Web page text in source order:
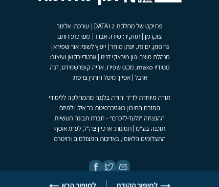
פרויקט של מחלקת DATA12 | עורכת: אלינור
צוקרמן | תחקיר: שירה אבדר | מערכת: רותם
גרוסמן, ים גת, יונתן סוחר | ייעוץ לשוני: אור שפירא |
מנהלת מוצר: גוון מירצקי דנינו | ארטדיירקשן ועיצוב:
סטודיו mako, מקס שפירו, אריה קופרשמידט, דנה
ארבל | אפיון: מיטל חורגין צרפתי
תודה מיוחדת לד"ר יהודה בלנגה מהמחלקה ללימודי
המזרח התיכון באוניברסיטת בר אילן ולמיזם
ההנצחה "גלעד-לזכרם" - חברת תבונה תעשיות
תוכנה בע"מ | תמונות: ארכיון צה"ל, לע"מ אוסף
התצלומים הלאומי, באדיבות המצולמים ורויטרס